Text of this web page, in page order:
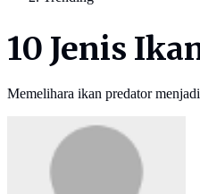
10 Jenis
Memelihara ikan predator